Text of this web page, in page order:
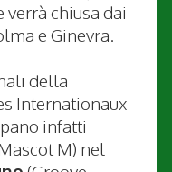
chiusa dai
e Ginevra.
della
Internationaux
infatti
M) nel